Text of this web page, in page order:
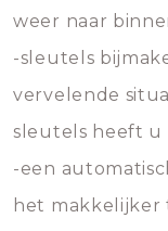
weer naar
-sleutels
vervelende
sleutels heeft u
-een
het makkelijker